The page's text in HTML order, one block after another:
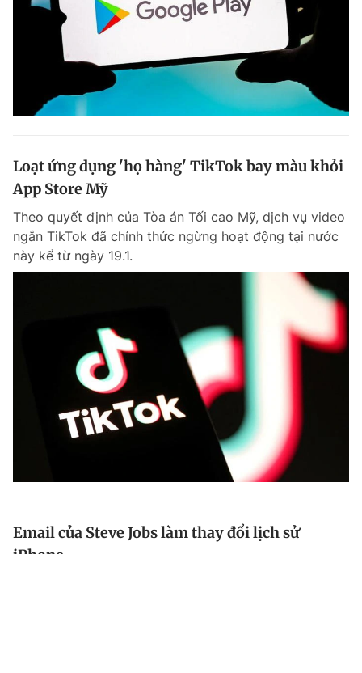
Loạt ứng dụng 'họ hàng' TikTok bay màu khỏi
App Store Mỹ
Theo quyết định của Tòa án Tối cao Mỹ, dịch vụ video
ngắn TikTok đã chính thức ngừng hoạt động tại nước
này kể từ ngày 19.1.
Email của Steve Jobs làm thay đổi lịch sử
iPhone